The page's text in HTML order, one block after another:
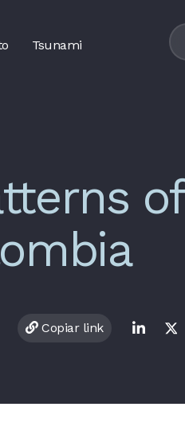
Tsunami
of
Copiar link